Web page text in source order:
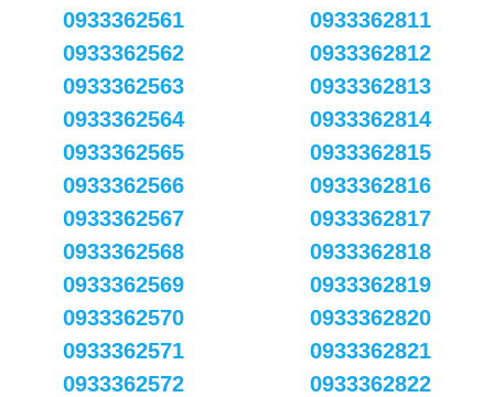
0933362561
0933362562
0933362563
0933362564
0933362565
0933362566
0933362567
0933362568
0933362569
0933362570
0933362571
0933362572
0933362811
0933362812
0933362813
0933362814
0933362815
0933362816
0933362817
0933362818
0933362819
0933362820
0933362821
0933362822